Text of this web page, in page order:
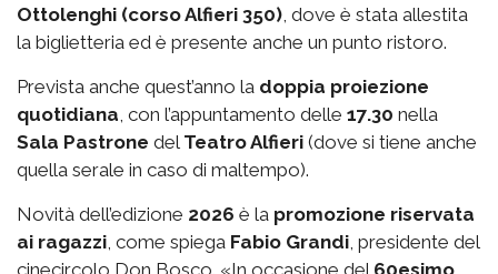
Ottolenghi (corso Alfieri 350), dove è stata allestita
la biglietteria ed è presente anche un punto ristoro.
Prevista anche quest’anno la doppia proiezione
quotidiana, con l’appuntamento delle 17.30 nella
Sala Pastrone del Teatro Alfieri (dove si tiene anche
quella serale in caso di maltempo).
Novità dell’edizione 2026 è la promozione riservata
ai ragazzi, come spiega Fabio Grandi, presidente del